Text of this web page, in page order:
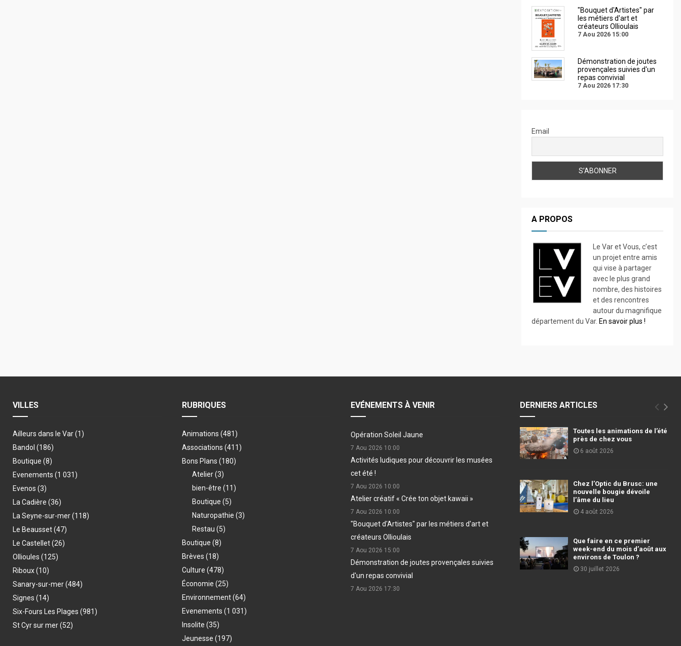
"Bouquet d'Artistes" par
les métiers d'art et
créateurs Ollioulais
7 Aou 2026 15:00
Démonstration de joutes
provençales suivies d'un
repas convivial
7 Aou 2026 17:30
Email
A PROPOS
Le Var et Vous, c’est
un projet entre amis
qui vise à partager
avec le plus grand
nombre, des histoires
et des rencontres
autour du magnifique
département du Var. En savoir plus !
VILLES
Ailleurs dans le Var(1)
Bandol (186)
Boutique (8)
Evenements (1 031)
Evenos (3)
La Cadière (36)
La Seyne-sur-mer(118)
Le Beausset(47)
Le Castellet(26)
Ollioules (125)
Riboux(10)
Sanary-sur-mer(484)
Signes (14)
Six-Fours Les Plages (981)
St Cyr sur mer(52)
RUBRIQUES
Animations (481)
Associations (411)
Bons Plans (180)
Atelier(3)
bien-être (11)
Boutique (5)
Naturopathie (3)
Restau (5)
Boutique (8)
Brèves (18)
Culture (478)
Économie (25)
Environnement(64)
Evenements (1 031)
Insolite (35)
Jeunesse (197)
EVÉNEMENTS À VENIR
Opération Soleil Jaune
7 Aou 2026 10:00
Activités ludiques pour découvrir les musées
cet été !
7 Aou 2026 10:00
Atelier créatif « Crée ton objet kawaii »
7 Aou 2026 10:00
"Bouquet d'Artistes" par les métiers d'art et
créateurs Ollioulais
7 Aou 2026 15:00
Démonstration de joutes provençales suivies
d'un repas convivial
7 Aou 2026 17:30
DERNIERS ARTICLES
Toutes les animations de l’été
près de chez vous
6 août 2026
Chez l’Optic du Brusc: une
nouvelle bougie dévoile
l’âme du lieu
4 août 2026
Que faire en ce premier
week-end du mois d’août aux
environs de Toulon ?
30 juillet 2026